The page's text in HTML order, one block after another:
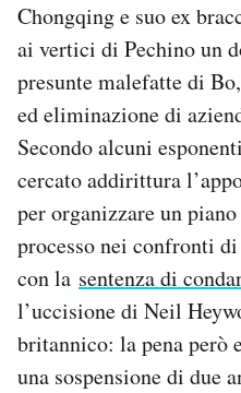
Chongqing e suo ex
ai vertici di Pechino un
presunte malefatte di
ed eliminazione di
Secondo alcuni
cercato addirittura
per organizzare un
processo nei confronti
con la sentenza di
l’uccisione di Neil
britannico: la pena però
una sospensione di due